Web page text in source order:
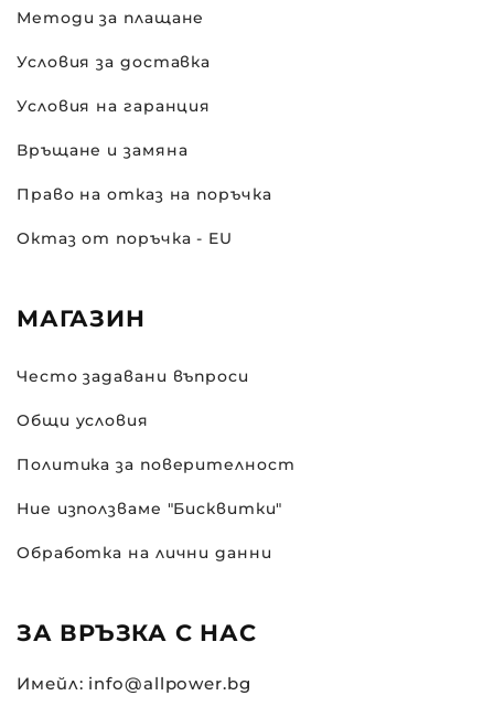
Методи за плащане
Условия за доставка
Условия на гаранция
Връщане и замяна
Право на отказ на поръчка
Октаз от поръчка - EU
МАГАЗИН
Често задавани въпроси
Общи условия
Политика за поверителност
Ние използваме "Бисквитки"
Обработка на лични данни
ЗА ВРЪЗКА С НАС
Имейл: info@allpower.bg